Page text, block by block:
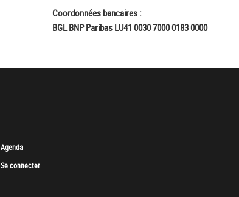
Coordonnées bancaires :
BGL BNP Paribas LU41 0030 7000 0183 0000
Agenda
Se connecter